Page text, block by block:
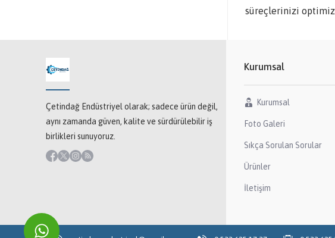
süreçlerinizi
Çetindağ Endüstriyel olarak; sadece ürün değil,
aynı zamanda güven, kalite ve sürdürülebilir iş
birlikleri sunuyoruz.
Kurumsal
Kurumsal
Foto Galeri
Sıkça Sorulan Sorular
Ürünler
İletişim